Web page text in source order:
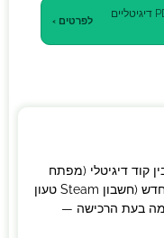
· 5 ספרי PDF דיגיטליים
לפרטים ›
קוד דיגיטלי (מפתח
Steam להפעלה עצמית) לבין משתמש חדש (חשבון Steam טעון
בעת הרכישה —